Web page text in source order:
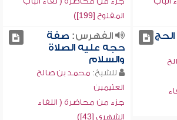
المفتوح [199])
الفهرس: صفة
حجه عليه الصلاة
والسلام
للشيخ: محمد بن صالح
العثيمين
جزء من محاضرة ( اللقاء
الشهري [43])